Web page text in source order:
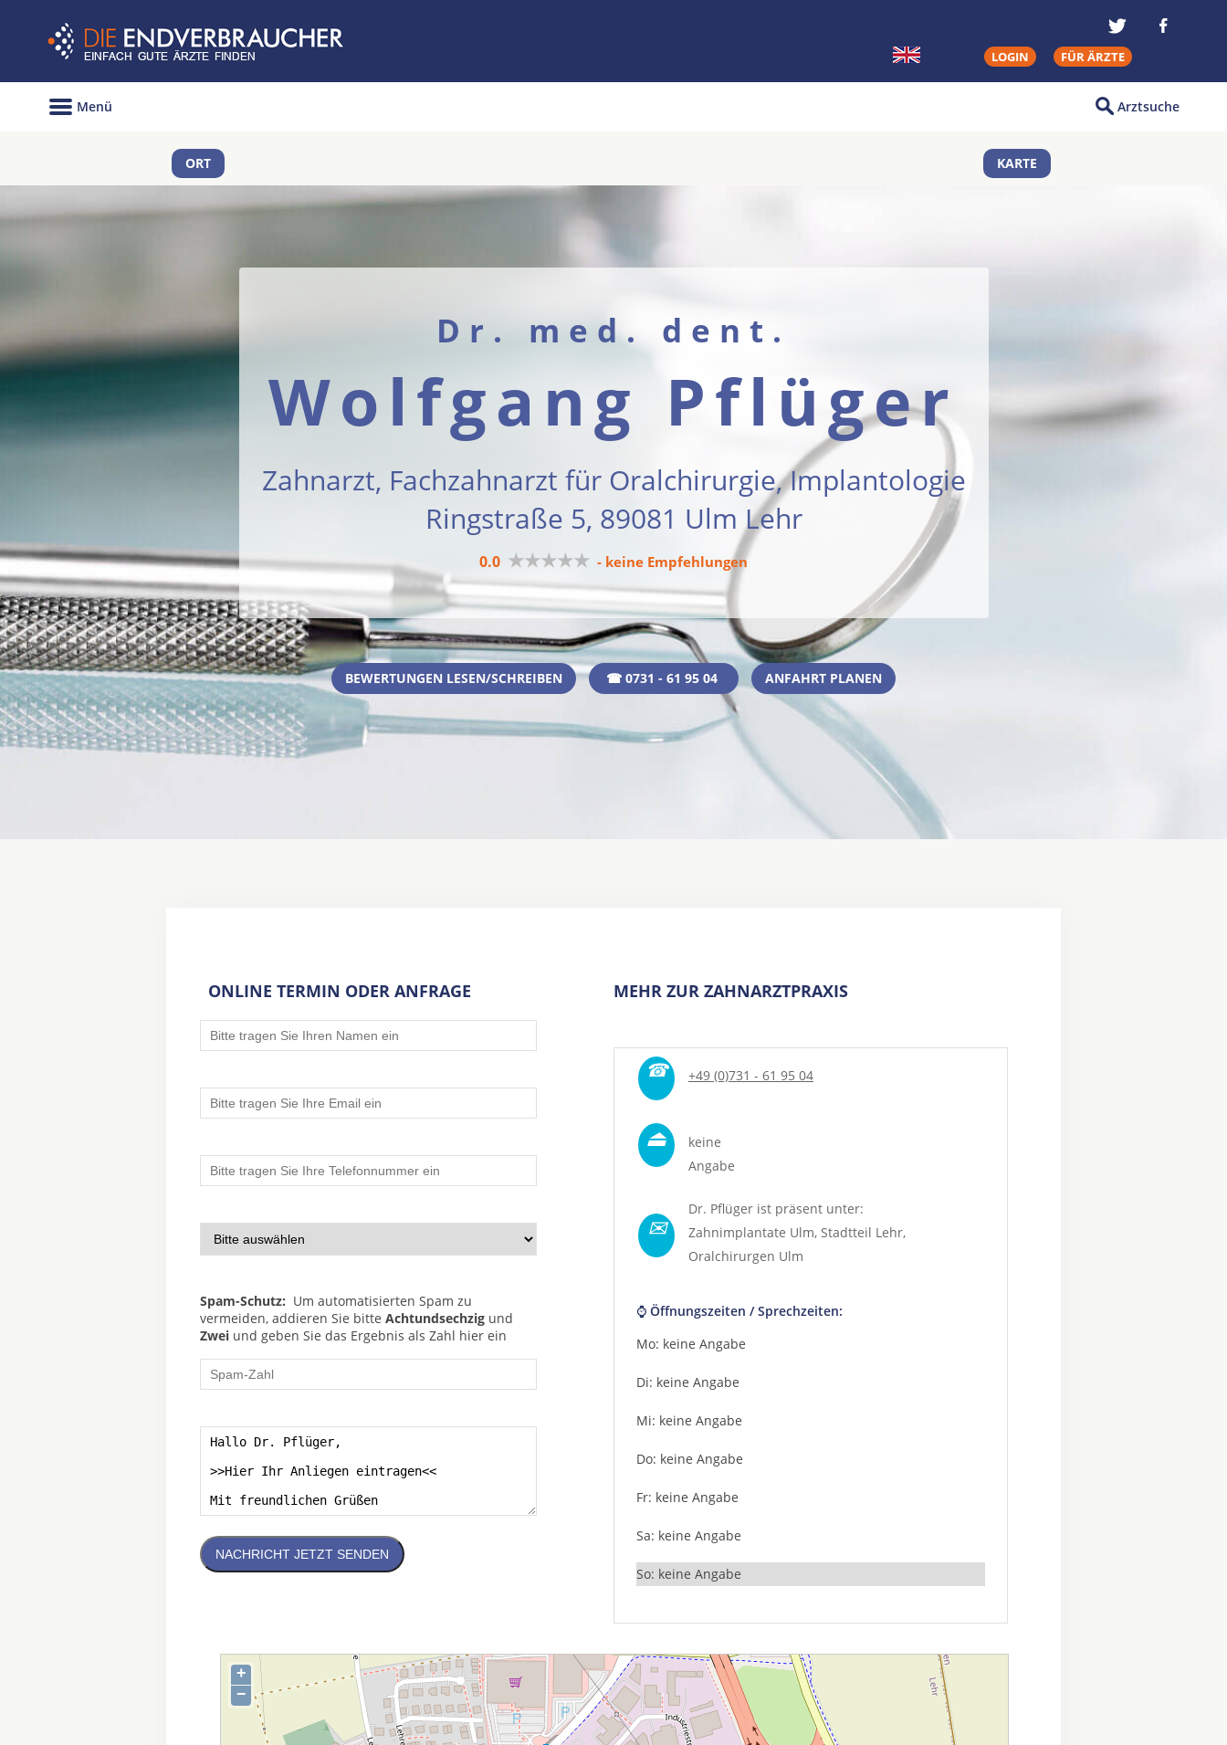
LOGIN FÜR ÄRZTE
Arztsuche
Menü
ORT KARTE
Dr. med. dent.
Wolfgang Pflüger
Zahnarzt, Fachzahnarzt für Oralchirurgie, Implantologie
Ringstraße 5, 89081 Ulm Lehr
0.0 ★★★★★ - keine Empfehlungen
BEWERTUNGEN LESEN/SCHREIBEN ☎ 0731 - 61 95 04 ANFAHRT PLANEN
ONLINE TERMIN ODER ANFRAGE
Spam-Schutz: Um automatisierten Spam zu
vermeiden, addieren Sie bitte Achtundsechzig und
Zwei und geben Sie das Ergebnis als Zahl hier ein
NACHRICHT JETZT SENDEN
MEHR ZUR ZAHNARZTPRAXIS
☎ +49 (0)731 - 61 95 04
⏏
keine
Angabe
✉
Dr. Pflüger ist präsent unter:
Zahnimplantate Ulm, Stadtteil Lehr,
Oralchirurgen Ulm
⌚ Öffnungszeiten / Sprechzeiten:
Mo: keine Angabe
Di: keine Angabe
Mi: keine Angabe
Do: keine Angabe
Fr: keine Angabe
Sa: keine Angabe
So: keine Angabe